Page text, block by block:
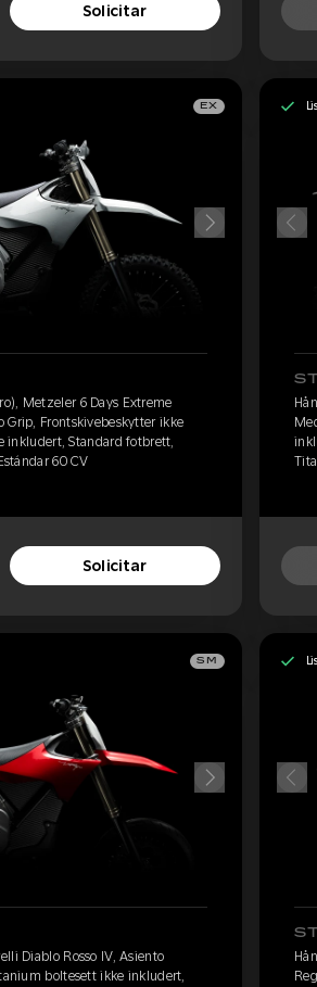
Solicitar
EX
Metzeler 6 Days Extreme
Grip, Frontskivebeskytter ikke
inkludert, Standard fotbrett,
60 CV
Solicitar
SM
Diablo Rosso IV, Asiento
boltesett ikke inkludert,